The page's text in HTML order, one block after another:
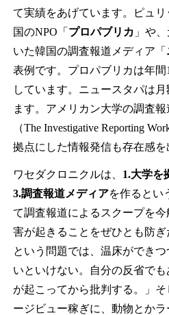
て実績をあげています。ピュ
国のNPO「 プロパブリカ 」や
いた韓国の調査報道メディア「
表例です。プロパブリカは年
しています。ニュースタパは
ます。アメリカン大学の調査
（The Investigative Reporting
拠点にした情報発信も存在感を
ワセダクロニクルは、 1.大学を
3.調査報道メディアを作るとい
て調査報道によるスクープを
害が起きることをぜひとも防
という問題では、温床ができ
いといけない。自分の反省で
が起こってから批判する。」
ージビュー稼ぎに、動物とか